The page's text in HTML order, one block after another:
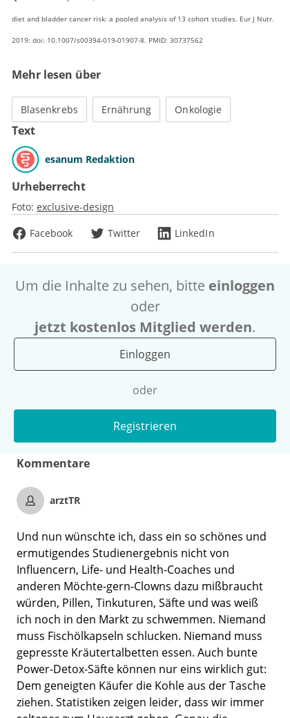
diet and bladder cancer risk: a pooled analysis of 13 cohort studies. Eur J Nutr.
2019: doi: 10.1007/s00394-019-01907-8. PMID: 30737562
Mehr lesen über
Blasenkrebs Ernährung Onkologie
Text
esanum Redaktion
Urheberrecht
Foto: exclusive-design
Facebook
Twitter LinkedIn
Um die Inhalte zu sehen, bitte einloggen
oder
jetzt kostenlos Mitglied werden.
Einloggen
oder
Registrieren
Kommentare
arztTR
Und nun wünschte ich, dass ein so schönes und
ermutigendes Studienergebnis nicht von
Influencern, Life- und Health-Coaches und
anderen Möchte-gern-Clowns dazu mißbraucht
würden, Pillen, Tinkuturen, Säfte und was weiß
ich noch in den Markt zu schwemmen. Niemand
muss Fischölkapseln schlucken. Niemand muss
gepresste Kräutertalbetten essen. Auch bunte
Power-Detox-Säfte können nur eins wirklich gut:
Dem geneigten Käufer die Kohle aus der Tasche
ziehen. Statistiken zeigen leider, dass wir immer